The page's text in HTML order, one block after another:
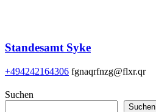
Standesamt Syke
+494242164306 fgnaqrfnzg@flxr.qr
Suchen
Suchen